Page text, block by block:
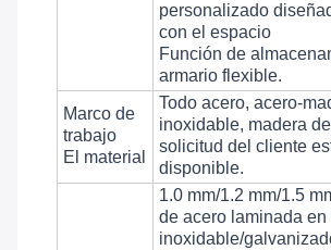
personalizado
con el espacio
Función de
armario flexible.
Marco de
trabajo
El material
Todo acero, acero-
inoxidable, madera
solicitud del cliente
disponible.
1.0 mm/1.2 mm/1.5
de acero laminada en
inoxidable/